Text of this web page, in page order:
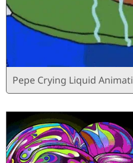
Pepe Crying Liquid